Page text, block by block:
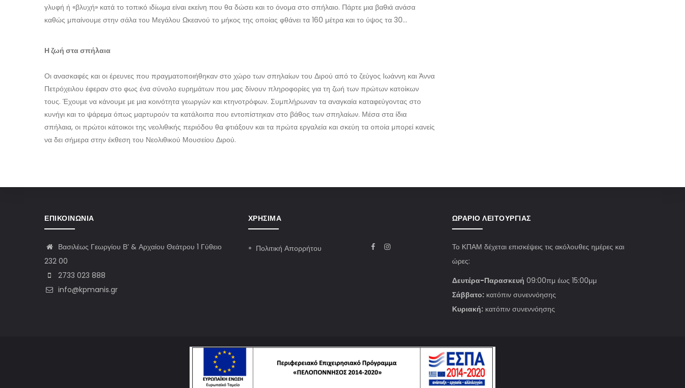
γλυφή ή «βλυχή» κατά το τοπικό ιδίωμα είναι εκείνη που θα δώσει και το όνομα στο σπήλαιο. Πάρτε μια βαθιά ανάσα
καθώς μπαίνουμε στην σάλα του Μεγάλου Ωκεανού το μήκος της οποίας φθάνει τα 160 μέτρα και το ύψος τα 30…
Η ζωή στα σπήλαια
Οι ανασκαφές και οι έρευνες που πραγματοποιήθηκαν στο χώρο των σπηλαίων του Διρού από το ζεύγος Ιωάννη και Άννα
Πετρόχειλου έφεραν στο φως ένα σύνολο ευρημάτων που μας δίνουν πληροφορίες για τη ζωή των πρώτων κατοίκων
τους. Έχουμε να κάνουμε με μια κοινότητα γεωργών και κτηνοτρόφων. Συμπλήρωναν τα αναγκαία καταφεύγοντας στο
κυνήγι και το ψάρεμα όπως μαρτυρούν τα κατάλοιπα που εντοπίστηκαν στο βάθος των σπηλαίων. Μέσα στα ίδια
σπήλαια, οι πρώτοι κάτοικοι της νεολιθικής περιόδου θα φτιάξουν και τα πρώτα εργαλεία και σκεύη τα οποία μπορεί κανείς
να δει σήμερα στην έκθεση του Νεολιθικού Μουσείου Διρού.
ΕΠΙΚΟΙΝΩΝΊΑ
Βασιλέως Γεωργίου Β’ & Αρχαίου Θεάτρου 1 Γύθειο
232 00
2733 023 888
info@kpmanis.gr
ΧΡΉΣΙΜΑ
Πολιτική Απορρήτου
ΩΡΆΡΙΟ ΛΕΙΤΟΥΡΓΊΑΣ
Το ΚΠΑΜ δέχεται επισκέψεις τις ακόλουθες ημέρες και
ώρες:
Δευτέρα-Παρασκευή 09:00πμ έως 15:00μμ
Σάββατο:κατόπιν συνεννόησης
Κυριακή:κατόπιν συνεννόησης